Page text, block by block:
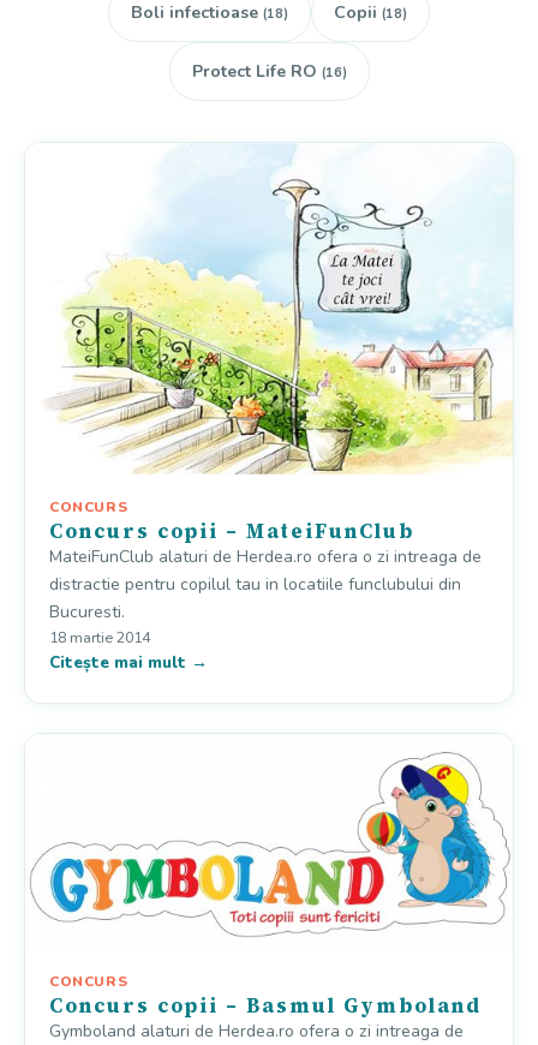
Boli infectioase (18) Copii (18)
Protect Life RO (16)
CONCURS
Concurs copii – MateiFunClub
MateiFunClub alaturi de Herdea.ro ofera o zi intreaga de
distractie pentru copilul tau in locatiile funclubului din
Bucuresti.
18 martie 2014
Citește mai mult →
CONCURS
Concurs copii – Basmul Gymboland
Gymboland alaturi de Herdea.ro ofera o zi intreaga de